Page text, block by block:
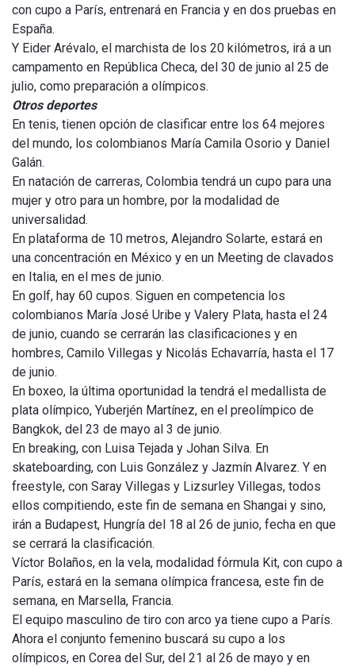
con cupo a París, entrenará en Francia y en dos pruebas en
España.
Y Eider Arévalo, el marchista de los 20 kilómetros, irá a un
campamento en República Checa, del 30 de junio al 25 de
julio, como preparación a olímpicos.
Otros deportes
En tenis, tienen opción de clasificar entre los 64 mejores
del mundo, los colombianos María Camila Osorio y Daniel
Galán.
En natación de carreras, Colombia tendrá un cupo para una
mujer y otro para un hombre, por la modalidad de
universalidad.
En plataforma de 10 metros, Alejandro Solarte, estará en
una concentración en México y en un Meeting de clavados
en Italia, en el mes de junio.
En golf, hay 60 cupos. Siguen en competencia los
colombianos María José Uribe y Valery Plata, hasta el 24
de junio, cuando se cerrarán las clasificaciones y en
hombres, Camilo Villegas y Nicolás Echavarría, hasta el 17
de junio.
En boxeo, la última oportunidad la tendrá el medallista de
plata olímpico, Yuberjén Martínez, en el preolímpico de
Bangkok, del 23 de mayo al 3 de junio.
En breaking, con Luisa Tejada y Johan Silva. En
skateboarding, con Luis González y Jazmín Alvarez. Y en
freestyle, con Saray Villegas y Lizsurley Villegas, todos
ellos compitiendo, este fin de semana en Shangai y sino,
irán a Budapest, Hungría del 18 al 26 de junio, fecha en que
se cerrará la clasificación.
Víctor Bolaños, en la vela, modalidad fórmula Kit, con cupo a
París, estará en la semana olímpica francesa, este fin de
semana, en Marsella, Francia.
El equipo masculino de tiro con arco ya tiene cupo a París.
Ahora el conjunto femenino buscará su cupo a los
olímpicos, en Corea del Sur, del 21 al 26 de mayo y en